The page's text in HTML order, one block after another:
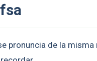
pronuncia de la